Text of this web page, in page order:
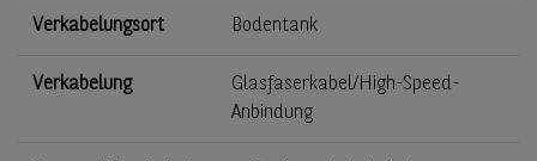
Verkabelungsort Bodentank
Verkabelung
Glasfaserkabel/High-Speed-
Anbindung